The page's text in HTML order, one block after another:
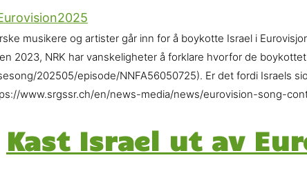
musikere og artister går inn for å boykotte Israel i
2023, NRK har vanskeligheter å forklare hvorfor de
202505/episode/NNFA56050725). Er det fordi Israels
www.srgssr.ch/en/news-media/news/eurovision-song-
Kast Israel ut av